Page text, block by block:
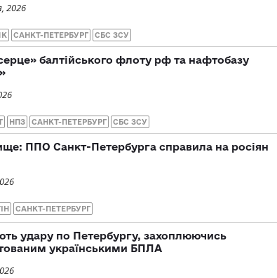
2026
САНКТ-ПЕТЕРБУРГ СБС ЗСУ
балтійського флоту рф та нафтобазу
НПЗ САНКТ-ПЕТЕРБУРГ СБС ЗСУ
ППО Санкт-Петербурга справила на росіян
САНКТ-ПЕТЕРБУРГ
удару по Петербургу, захоплюючись
українськими БПЛА